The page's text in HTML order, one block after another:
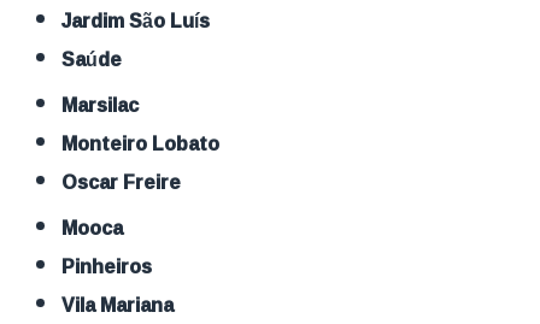
Jardim São Luís
Saúde
Marsilac
Monteiro Lobato
Oscar Freire
Mooca
Pinheiros
Vila Mariana